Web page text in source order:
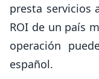
presta servicios
ROI de un país
operación
español.